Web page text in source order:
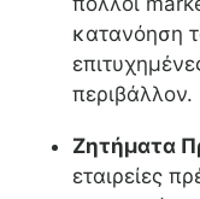
κατανόηση
περιβάλλον.
Ζητήματα
εταιρείες